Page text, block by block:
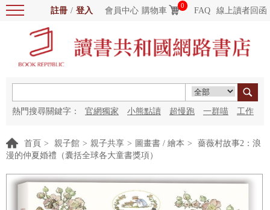
註冊 / 登入 會員中心 購物車
0
FAQ 線上讀者回函
熱門搜尋關鍵字： 官網獨家 小熊點讀 超慢跑 一群喵 工作
首頁 > 親子館 > 親子共享 > 圖畫書 / 繪本 >
薔薇村故事2：浪
漫的仲夏婚禮（囊括全球各大童書獎項）